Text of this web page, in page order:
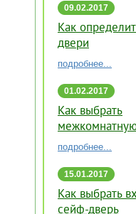
09.02.2017
Как
двери
подробнее...
01.02.2017
17:58
Как выбрать
подробнее...
15.01.2017
15:59
Как выбрать
сейф-дверь